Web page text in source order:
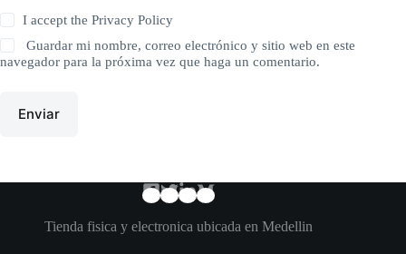
I accept thePrivacy Policy
Guardar mi nombre, correo electrónico y sitio web en este
navegador para la próxima vez que haga un comentario.
Enviar
Tienda fisica y electronica ubicada en Medellin